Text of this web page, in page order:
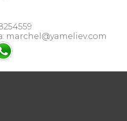
marchel@yameliev.com